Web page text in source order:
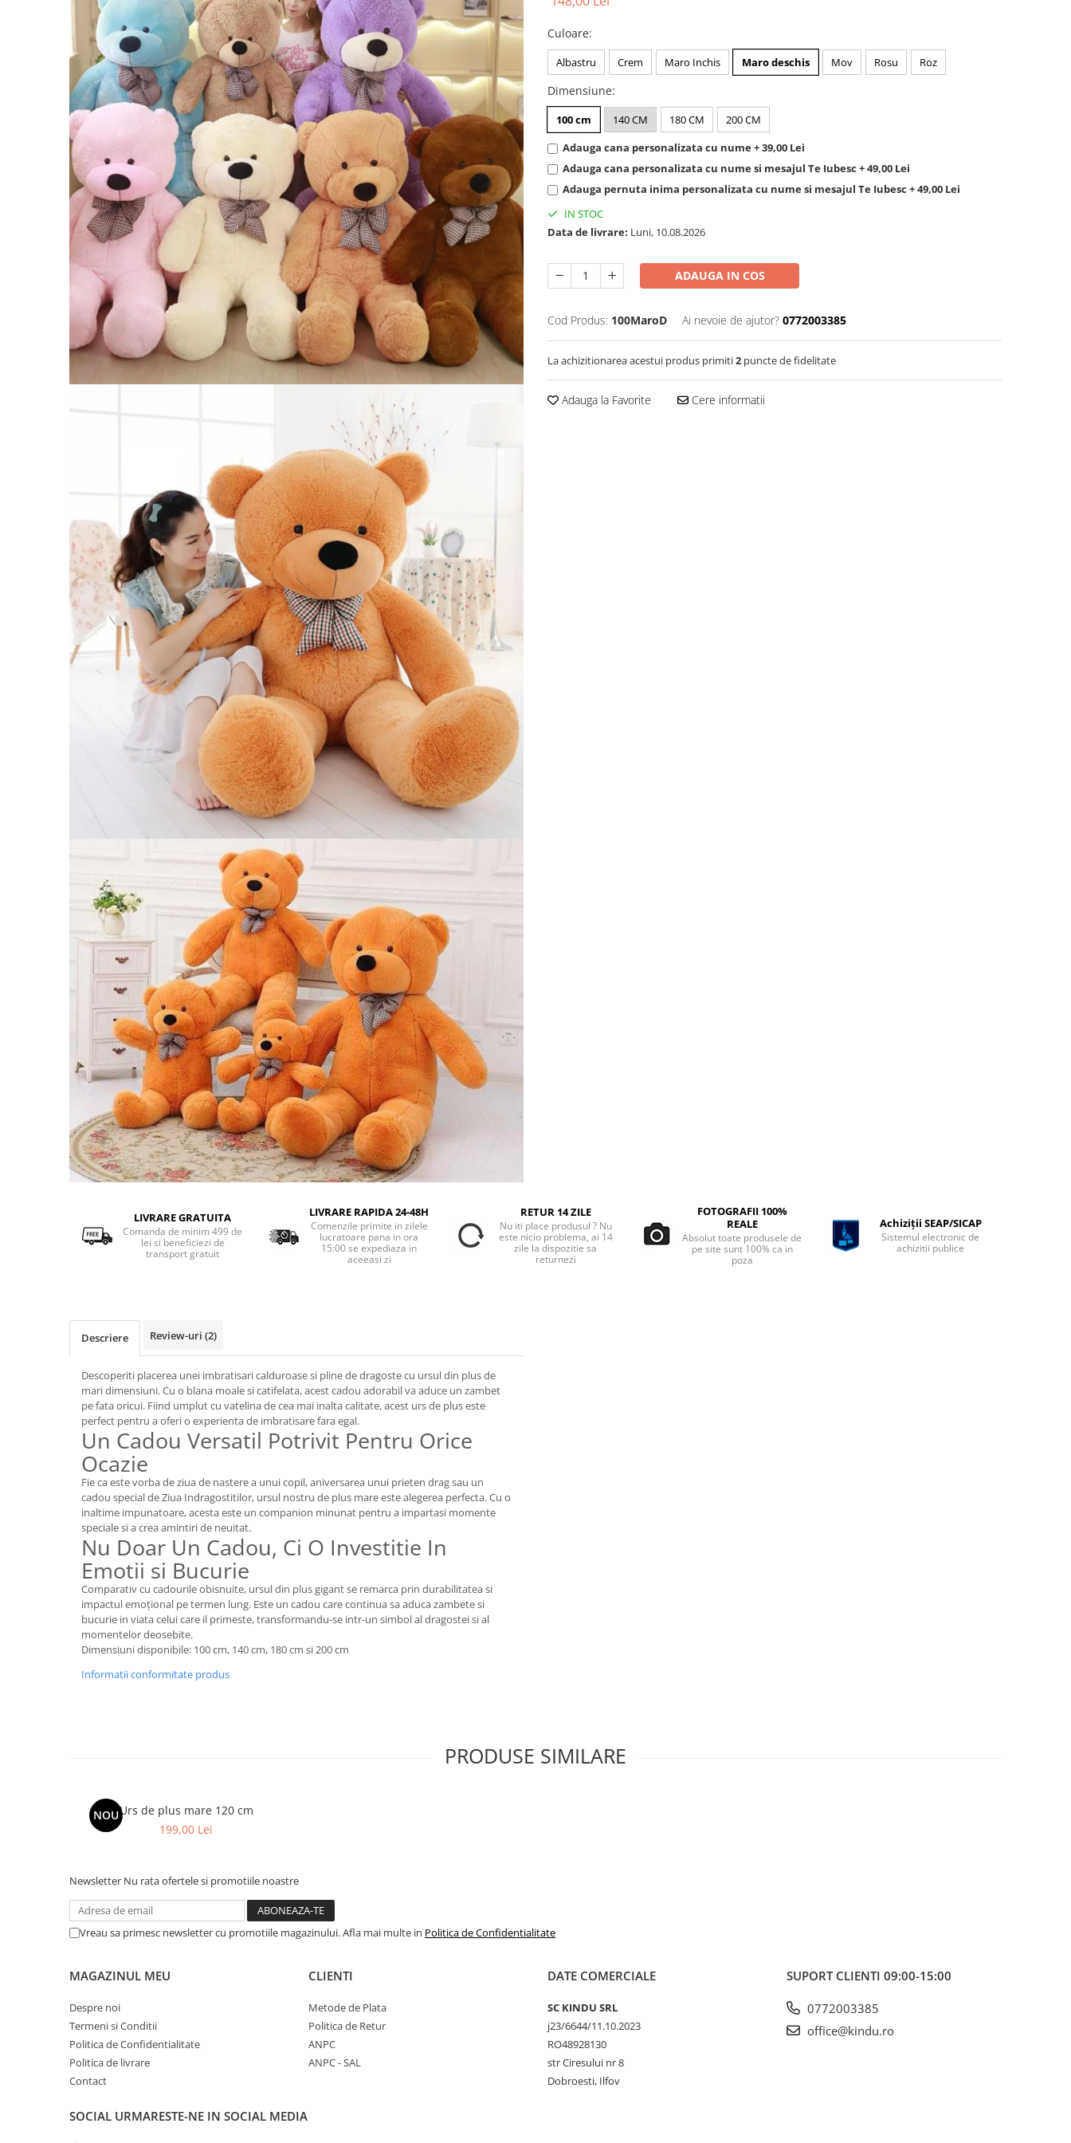
Tablite, Litere si Cifre
Jucarii exterior
Culoare:
Albastru Crem Maro Inchis Maro deschis Mov Rosu Roz
Dimensiune:
100 cm 140 CM 180 CM
200 CM
Adauga cana personalizata cu nume + 39,00 Lei
Adauga cana personalizata cu nume si mesajul Te Iubesc + 49,00 Lei
Adauga pernuta inima personalizata cu nume si mesajul Te Iubesc + 49,00 Lei
IN STOC
Data de livrare: Luni, 10.08.2026
ADAUGA IN COS
Cod Produs: 100MaroD Ai nevoie de ajutor? 0772003385
La achizitionarea acestui produs primiti2 puncte de fidelitate
Adauga la Favorite Cere informatii
LIVRARE GRATUITA
Comanda de minim 499 de
lei si beneficiezi de
transport gratuit
LIVRARE RAPIDA 24-48H
Comenzile primite in zilele
lucratoare pana in ora
15:00 se expediaza in
aceeasi zi
RETUR 14 ZILE
Nu iti place produsul ? Nu
este nicio problema, ai 14
zile la dispozitie sa
returnezi
FOTOGRAFII 100%
REALE
Absolut toate produsele de
pe site sunt 100% ca in
poza
Achiziții SEAP/SICAP
Sistemul electronic de
achizitii publice
Descriere Review-uri (2)
Descoperiti placerea unei imbratisari calduroase si pline de dragoste cu ursul din plus de
mari dimensiuni. Cu o blana moale si catifelata, acest cadou adorabil va aduce un zambet
pe fata oricui. Fiind umplut cu vatelina de cea mai inalta calitate, acest urs de plus este
perfect pentru a oferi o experienta de imbratisare fara egal.
Un Cadou Versatil Potrivit Pentru Orice
Ocazie
Fie ca este vorba de ziua de nastere a unui copil, aniversarea unui prieten drag sau un
cadou special de Ziua Indragostitilor, ursul nostru de plus mare este alegerea perfecta. Cu o
inaltime impunatoare, acesta este un companion minunat pentru a impartasi momente
speciale si a crea amintiri de neuitat.
Nu Doar Un Cadou, Ci O Investitie In
Emotii si Bucurie
Comparativ cu cadourile obisnuite, ursul din plus gigant se remarca prin durabilitatea si
impactul emoțional pe termen lung. Este un cadou care continua sa aduca zambete si
bucurie in viata celui care il primeste, transformandu-se intr-un simbol al dragostei si al
momentelor deosebite.
Dimensiuni disponibile: 100 cm, 140 cm, 180 cm si 200 cm
Informatii conformitate produs
PRODUSE SIMILARE
NOUUrs de plus mare 120 cm
199,00 Lei
Newsletter Nu rata ofertele si promotiile noastre
Vreau sa primesc newsletter cu promotiile magazinului. Afla mai multe in Politica de Confidentialitate
MAGAZINUL MEU
Despre noi
Termeni si Conditii
Politica de Confidentialitate
Politica de livrare
Contact
CLIENTI
Metode de Plata
Politica de Retur
ANPC
ANPC - SAL
DATE COMERCIALE
SC KINDU SRL
j23/6644/11.10.2023
RO48928130
str Ciresului nr 8
Dobroesti, Ilfov
SUPORT CLIENTI 09:00-15:00
0772003385
office@kindu.ro
SOCIAL URMARESTE-NE IN SOCIAL MEDIA